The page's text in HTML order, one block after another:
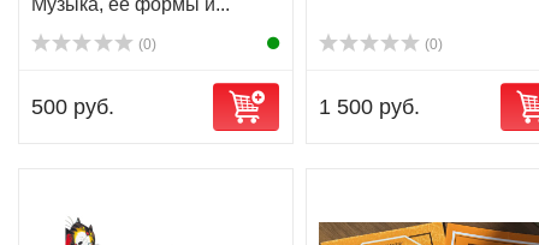
Музыка, ее формы и...
(0)
500 руб.
(0)
1 500 руб.